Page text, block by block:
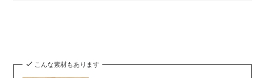
こんな素材もあります